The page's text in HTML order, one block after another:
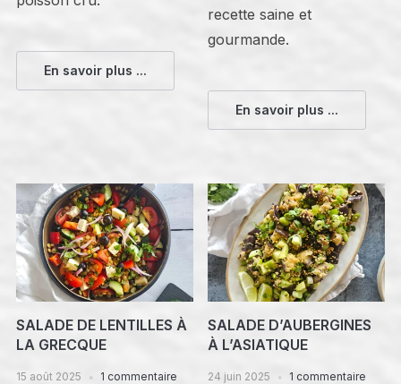
En savoir plus ...
recette saine et
gourmande.
En savoir plus ...
SALADE DE LENTILLES À
LA GRECQUE
15 août 2025 1 commentaire
SALADE D’AUBERGINES
À L’ASIATIQUE
24 juin 2025 1 commentaire